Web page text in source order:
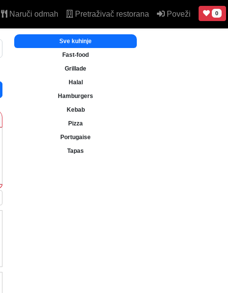
Naruči odmah Pretraživač restorana Poveži 0
Sve kuhinje
Fast-food
Grillade
Halal
Hamburgers
Kebab
Pizza
Portugaise
Tapas